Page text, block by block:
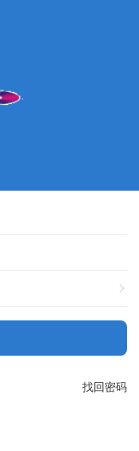
找回密码